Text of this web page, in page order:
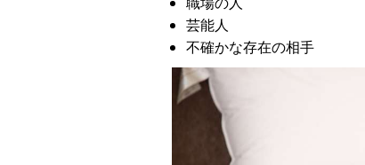
芸能人
不確かな存在の相手